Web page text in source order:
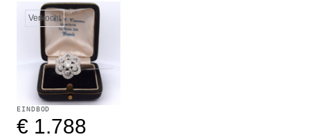
Verkocht
EINDBOD
€ 1.788